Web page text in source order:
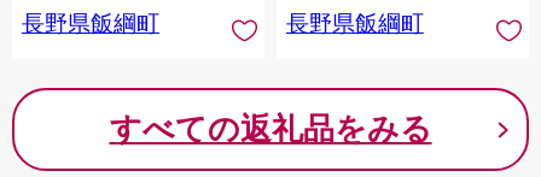
長野県飯綱町
長野県飯綱町
すべての返礼品をみる